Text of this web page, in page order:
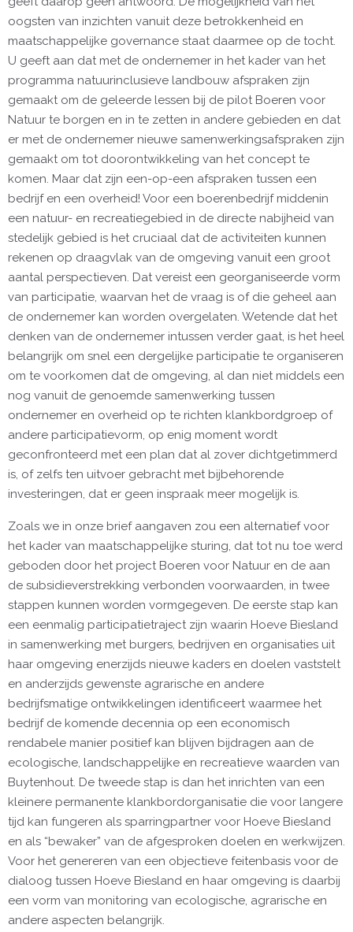
oogsten van inzichten vanuit deze betrokkenheid en
maatschappelijke governance staat daarmee op de tocht.
U geeft aan dat met de ondernemer in het kader van het
programma natuurinclusieve landbouw afspraken zijn
gemaakt om de geleerde lessen bij de pilot Boeren voor
Natuur te borgen en in te zetten in andere gebieden en dat
er met de ondernemer nieuwe samenwerkingsafspraken zijn
gemaakt om tot doorontwikkeling van het concept te
komen. Maar dat zijn een-op-een afspraken tussen een
bedrijf en een overheid! Voor een boerenbedrijf middenin
een natuur- en recreatiegebied in de directe nabijheid van
stedelijk gebied is het cruciaal dat de activiteiten kunnen
rekenen op draagvlak van de omgeving vanuit een groot
aantal perspectieven. Dat vereist een georganiseerde vorm
van participatie, waarvan het de vraag is of die geheel aan
de ondernemer kan worden overgelaten. Wetende dat het
denken van de ondernemer intussen verder gaat, is het heel
belangrijk om snel een dergelijke participatie te organiseren
om te voorkomen dat de omgeving, al dan niet middels een
nog vanuit de genoemde samenwerking tussen
ondernemer en overheid op te richten klankbordgroep of
andere participatievorm, op enig moment wordt
geconfronteerd met een plan dat al zover dichtgetimmerd
is, of zelfs ten uitvoer gebracht met bijbehorende
investeringen, dat er geen inspraak meer mogelijk is.
Zoals we in onze brief aangaven zou een alternatief voor
het kader van maatschappelijke sturing, dat tot nu toe werd
geboden door het project Boeren voor Natuur en de aan
de subsidieverstrekking verbonden voorwaarden, in twee
stappen kunnen worden vormgegeven. De eerste stap kan
een eenmalig participatietraject zijn waarin Hoeve Biesland
in samenwerking met burgers, bedrijven en organisaties uit
haar omgeving enerzijds nieuwe kaders en doelen vaststelt
en anderzijds gewenste agrarische en andere
bedrijfsmatige ontwikkelingen identificeert waarmee het
bedrijf de komende decennia op een economisch
rendabele manier positief kan blijven bijdragen aan de
ecologische, landschappelijke en recreatieve waarden van
Buytenhout. De tweede stap is dan het inrichten van een
kleinere permanente klankbordorganisatie die voor langere
tijd kan fungeren als sparringpartner voor Hoeve Biesland
en als “bewaker” van de afgesproken doelen en werkwijzen.
Voor het genereren van een objectieve feitenbasis voor de
dialoog tussen Hoeve Biesland en haar omgeving is daarbij
een vorm van monitoring van ecologische, agrarische en
andere aspecten belangrijk.